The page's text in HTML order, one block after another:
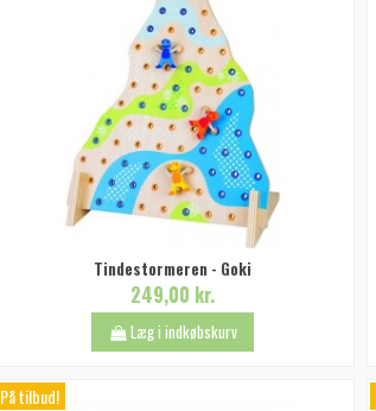
Tindestormeren - Goki
249,00 kr.
Læg i indkøbskurv
På tilbud!